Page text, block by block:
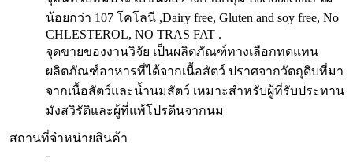
น้อยกว่า 107 โคโลนี ,Dairy free, Gluten and soy free, No
CHLESTEROL, NO TRAS FAT .
จุดขายของงานวิจัย เป็นผลิตภัณฑ์ทางเลือกทดแทน
ผลิตภัณฑ์อาหารที่ได้จากเนื้อสัตว์ ปราศจากวัตถุดิบที่มา
จากเนื้อสัตว์และน้ำนมสัตว์ เหมาะสำหรับผู้ที่รับประทาน
มังสวิรัติและผู้ที่แพ้โปรตีนจากนม
สถานที่จำหน่ายสินค้า
-